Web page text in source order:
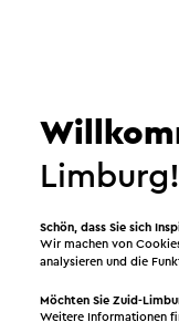
Limburg mit
Name
Limburg!
Schön, dass Sie sich
Wir machen von
analysieren und die
Möchten Sie Zuid-
Weitere Informationen